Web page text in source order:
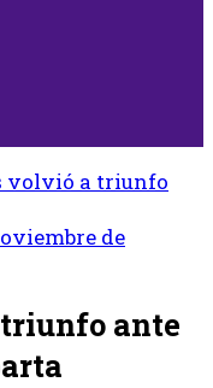
volvió a triunfo
de
ante